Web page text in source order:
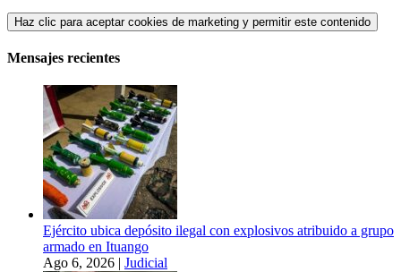
Haz clic para aceptar cookies de marketing y permitir este contenido
Mensajes recientes
Ejército ubica depósito ilegal con explosivos atribuido a grupo
armado en Ituango
Ago 6, 2026 | Judicial